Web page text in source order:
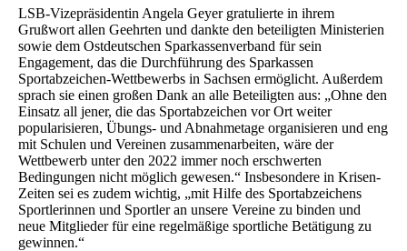
LSB-Vizepräsidentin Angela Geyer gratulierte in ihrem
Grußwort allen Geehrten und dankte den beteiligten Ministerien
sowie dem Ostdeutschen Sparkassenverband für sein
Engagement, das die Durchführung des Sparkassen
Sportabzeichen-Wettbewerbs in Sachsen ermöglicht. Außerdem
sprach sie einen großen Dank an alle Beteiligten aus: „Ohne den
Einsatz all jener, die das Sportabzeichen vor Ort weiter
popularisieren, Übungs- und Abnahmetage organisieren und eng
mit Schulen und Vereinen zusammenarbeiten, wäre der
Wettbewerb unter den 2022 immer noch erschwerten
Bedingungen nicht möglich gewesen.“ Insbesondere in Krisen-
Zeiten sei es zudem wichtig, „mit Hilfe des Sportabzeichens
Sportlerinnen und Sportler an unsere Vereine zu binden und
neue Mitglieder für eine regelmäßige sportliche Betätigung zu
gewinnen.“